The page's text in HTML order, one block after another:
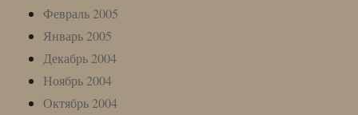
Февраль 2005
Январь 2005
Декабрь 2004
Ноябрь 2004
Октябрь 2004